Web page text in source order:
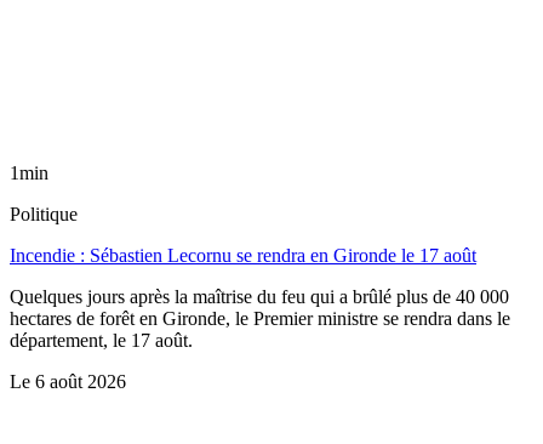
1min
Politique
Incendie : Sébastien Lecornu se rendra en Gironde le 17 août
Quelques jours après la maîtrise du feu qui a brûlé plus de 40 000
hectares de forêt en Gironde, le Premier ministre se rendra dans le
département, le 17 août.
Le 6 août 2026